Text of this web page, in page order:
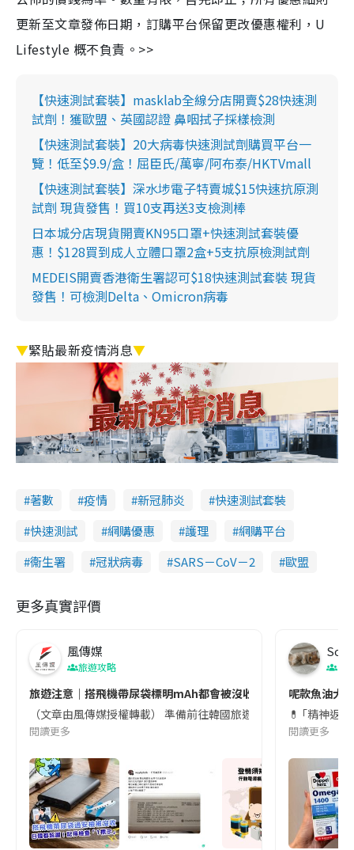
更新至文章發佈日期，訂購平台保留更改優惠權利，U
Lifestyle 概不負責。>>
【快速測試套裝】masklab全線分店開賣$28快速測
試劑！獲歐盟、英國認證 鼻咽拭子採樣檢測
【快速測試套裝】20大病毒快速測試劑購買平台一
覽！低至$9.9/盒！屈臣氏/萬寧/阿布泰/HKTVmall
【快速測試套裝】深水埗電子特賣城$15快速抗原測
試劑 現貨發售！買10支再送3支檢測棒
日本城分店現貨開賣KN95口罩+快速測試套裝優
惠！$128買到成人立體口罩2盒+5支抗原檢測試劑
MEDEIS開賣香港衛生署認可$18快速測試套裝 現貨
發售！可檢測Delta、Omicron病毒
▼緊貼最新疫情消息▼
著數 疫情 新冠肺炎
快速測試套裝
快速測試
網購優惠 護理
網購平台
衞生署
冠狀病毒 SARS－CoV－2 歐盟
更多真實評價
風傳媒
旅遊攻略
旅遊注意｜搭飛機帶尿袋標明mAh都會被沒收😱出發前切記檢查
（文章由風傳媒授權轉載） 準備前往韓國旅遊的民眾，近期要
閱讀更多
Soul
呢款魚油大
💊 ｢精神返
閱讀更多